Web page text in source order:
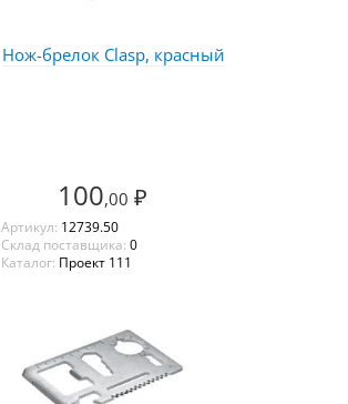
Нож-брелок Clasp, красный
100,00 ₽
Артикул: 12739.50
Склад поставщика: 0
Каталог: Проект 111